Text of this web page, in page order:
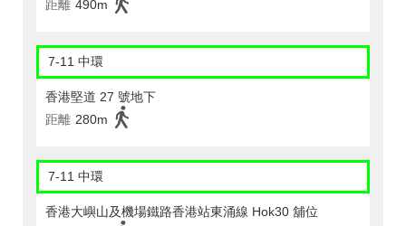
距離 490m
7-11 中環
香港堅道 27 號地下
距離 280m
7-11 中環
香港大嶼山及機場鐵路香港站東涌線 Hok30 舖位